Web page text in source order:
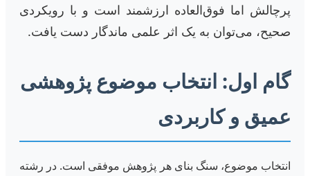
پرچالش اما فوق‌العاده ارزشمند است و با رویکردی
صحیح، می‌توان به یک اثر علمی ماندگار دست یافت.
گام اول: انتخاب موضوع پژوهشی
عمیق و کاربردی
انتخاب موضوع، سنگ بنای هر پژوهش موفقی است. در رشته